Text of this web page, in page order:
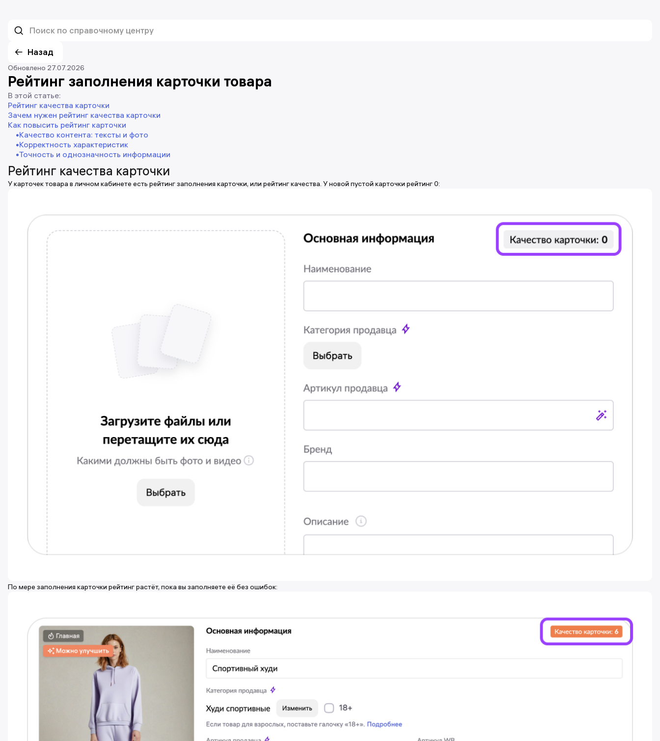
Назад
Обновлено 27.07.2026
Рейтинг заполнения карточки товара
В этой статье:
Рейтинг качества карточки
Зачем нужен рейтинг качества карточки
Как повысить рейтинг карточки
Качество контента: тексты и фото
Корректность характеристик
Точность и однозначность информации
Рейтинг качества карточки
У карточек товара в личном кабинете есть рейтинг заполнения карточки, или рейтинг качества. У новой пустой карточки рейтинг 0:
По мере заполнения карточки рейтинг растёт, пока вы заполняете её без ошибок: